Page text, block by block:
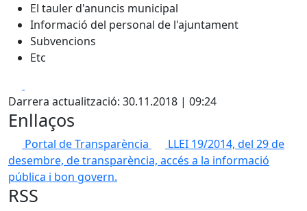
El tauler d'anuncis municipal
Informació del personal de l'ajuntament
Subvencions
Etc
Darrera actualització: 30.11.2018 | 09:24
Enllaços
Portal de Transparència
LLEI 19/2014, del 29 de
desembre, de transparència, accés a la informació
pública i bon govern.
RSS